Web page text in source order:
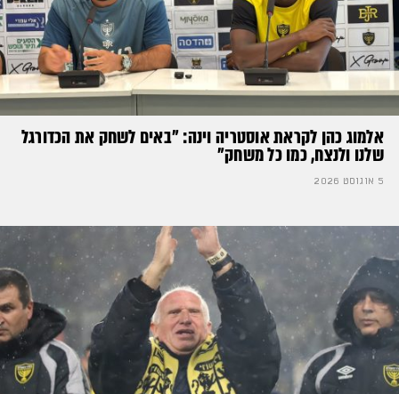
אלמוג כהן לקראת אוסטריה וינה: ״באים לשחק את הכדורגל
שלנו ולנצח, כמו כל משחק״
5 אוגוסט 2026